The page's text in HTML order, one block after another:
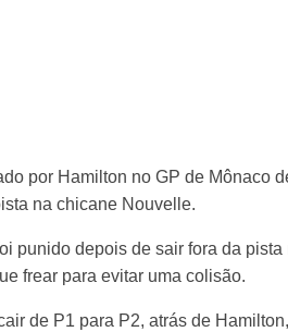
por Hamilton no GP de Mônaco
na chicane Nouvelle.
punido depois de sair fora da
frear para evitar uma colisão.
de P1 para P2, atrás de